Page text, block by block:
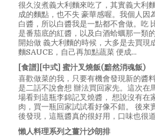
很久沒煮義大利麵來吃了，其實義大利
成的麵點，也不失 豪華感喔。我個人因
白醬，所以白醬我是一點都不會做。吃
是番茄底的紅醬，以及白酒蛤蠣那一類
開始做 義大利麵的時候，大多是去買現
麵SAUCE，自己再加點蔬菜 便成...
[食譜][中式] 蜜汁叉燒飯(黯然消魂飯)
喜歡做菜的我，只要有機會發現新的醬
是二話不說會想 辦法買回家先。這次在
場看到這瓶李錦記叉燒醬， 想說沒有在
肉，買一瓶回家試試看好像不錯。 後來
後發現，這瓶醬真的很好用，口味也很道
懶人料理系列之薑汁沙朗排